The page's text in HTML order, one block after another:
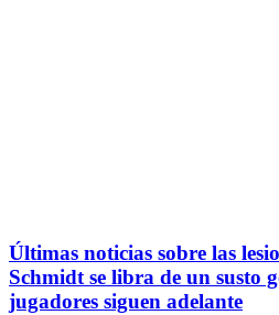
Últimas noticias sobre las
Schmidt se libra de un susto
jugadores siguen adelante